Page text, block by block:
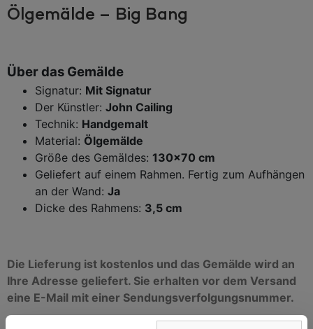
Ölgemälde – Big Bang
Über das Gemälde
Signatur: Mit Signatur
Der Künstler: John Cailing
Technik: Handgemalt
Material: Ölgemälde
Größe des Gemäldes: 130×70 cm
Geliefert auf einem Rahmen. Fertig zum Aufhängen
an der Wand: Ja
Dicke des Rahmens: 3,5 cm
Die Lieferung ist kostenlos und das Gemälde wird an
Ihre Adresse geliefert. Sie erhalten vor dem Versand
eine E-Mail mit einer Sendungsverfolgungsnummer.